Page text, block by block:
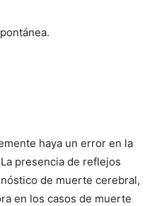
haya un error en la
presencia de reflejos
de muerte cerebral,
en los casos de muerte